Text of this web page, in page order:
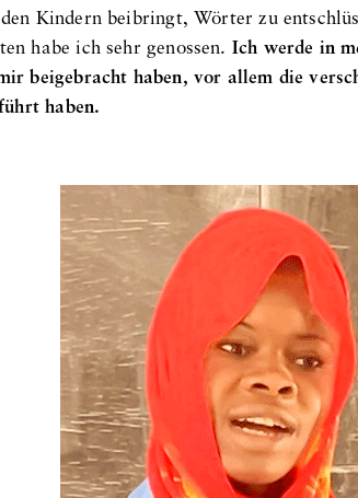
Kindern beibringt, Wörter zu
habe ich sehr genossen. Ich werde in
beigebracht haben, vor allem die
haben.